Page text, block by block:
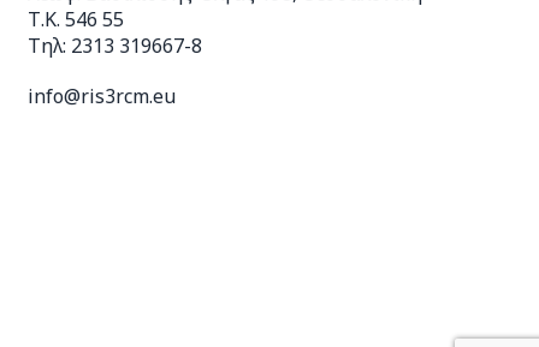
Τ.Κ. 546 55
Τηλ: 2313 319667-8
info@ris3rcm.eu